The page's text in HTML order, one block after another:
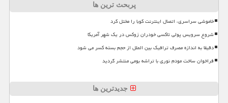
پربحث ترین ها
خاموشی سراسری، اتصال اینترنت کوبا را مختل کرد
شروع سرویس پولی تاکسی خودران زوکس در یک شهر آمریکا
دقیقا به اندازه مصرف ترافیک بین الملل از حجم بسته کسر می شود
فراخوان ساخت مودم نوری با تراشه بومی منتشر گردید
جدیدترین ها